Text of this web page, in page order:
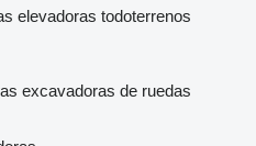
elevadoras todoterrenos
excavadoras de ruedas